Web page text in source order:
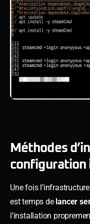
Méthodes
configuration
Une fois
est temps de lancer
l’installation